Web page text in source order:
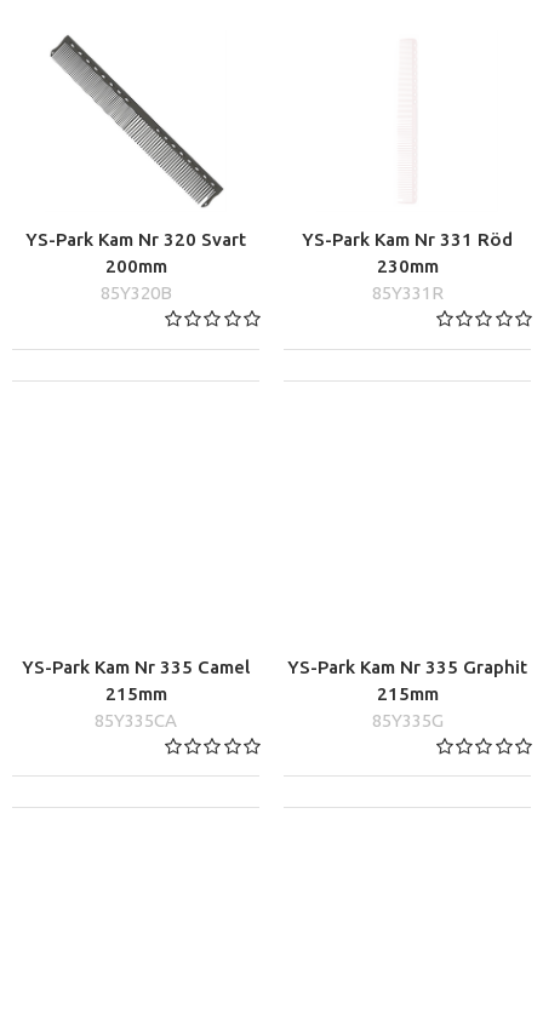
YS-Park Kam Nr 320 Svart
200mm
85Y320B
YS-Park Kam Nr 331 Röd
230mm
85Y331R
YS-Park Kam Nr 335 Camel
215mm
85Y335CA
YS-Park Kam Nr 335 Graphit
215mm
85Y335G